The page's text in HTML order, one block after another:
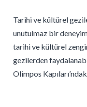
Tarihi ve kültürel
unutulmaz bir
tarihi ve kültürel
gezilerden
Olimpos